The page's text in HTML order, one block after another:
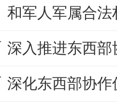
和军人军属合法
深入推进东西
深化东西部协